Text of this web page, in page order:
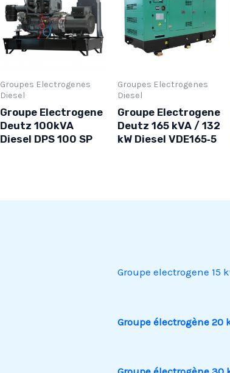
Groupes Electrogenes
Diesel
Groupe Electrogene
Deutz 100kVA
Diesel DPS 100 SP
Groupes Electrogenes
Diesel
Groupe Electrogene
Deutz 165 kVA / 132
kW Diesel VDE165‑5
Groupe electrogene 15
Groupe électrogène 20